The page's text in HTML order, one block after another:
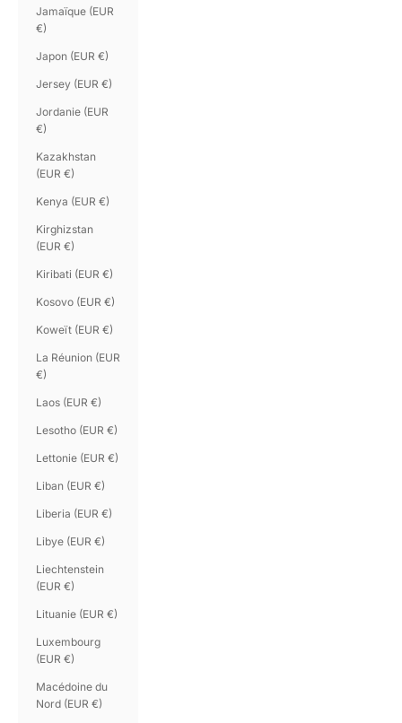
Jamaïque (EUR
€)
Japon (EUR €)
Jersey (EUR €)
Jordanie (EUR
€)
Kazakhstan
(EUR €)
Kenya (EUR €)
Kirghizstan
(EUR €)
Kiribati (EUR €)
Kosovo (EUR €)
Koweït (EUR €)
La Réunion (EUR
€)
Laos (EUR €)
Lesotho (EUR €)
Lettonie (EUR €)
Liban (EUR €)
Liberia (EUR €)
Libye (EUR €)
Liechtenstein
(EUR €)
Lituanie (EUR €)
Luxembourg
(EUR €)
Macédoine du
Nord (EUR €)